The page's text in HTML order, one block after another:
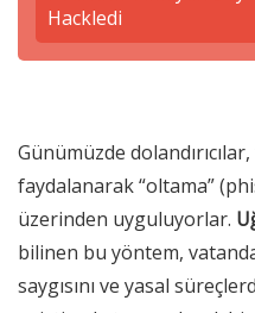
Hackledi
Günümüzde
faydalanarak “oltama”
üzerinden uyguluyorlar.
bilinen bu yöntem,
saygısını ve yasal